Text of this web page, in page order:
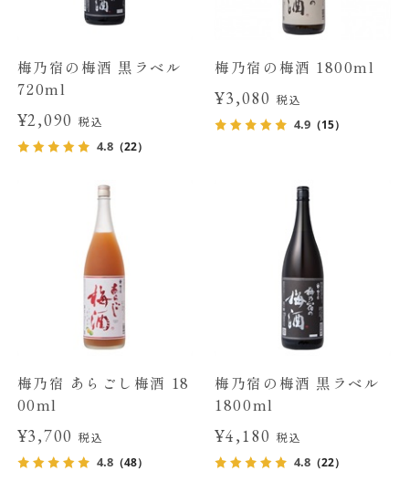
梅乃宿の梅酒 黒ラベル
720ml
¥2,090税込
4.8（22）
梅乃宿の梅酒 1800ml
¥3,080 税込
4.9 （15）
梅乃宿 あらごし梅酒 18
00ml
¥3,700税込
4.8（48）
梅乃宿の梅酒 黒ラベル
1800ml
¥4,180 税込
4.8 （22）